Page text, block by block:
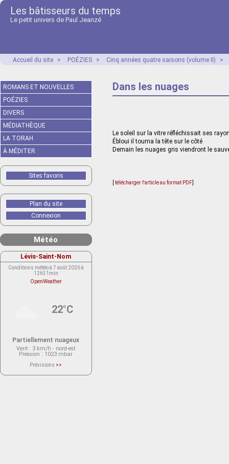
Les bâtisseurs du temps
Le petit univers de Paul Jeanzé
Accueil du site > POÉZIES > Cinq années quatre saisons (volume II) >
Dans les nuages
Le soleil sur la vitre réfléchissait ses
Ébloui il tourna la tête sur le côté
Demain les nuages gris viendront le
télécharger l'article au format PDF
ROMANS ET NOUVELLES
POÉZIES
DIVERS
MÉDIATHÈQUE
LA TORAH
À MÉDITER
Sites favoris
Plan du site
Connexion
Météo
Lévis-Saint-Nom
Conditions météo à 7 août 2026 à
12h31min
OpenWeather
22°C
Partiellement nuageux
Vent : 3 km/h - nord-est
Pression : 1023 mbar
Prévisions >>
actuellement aucune prévision